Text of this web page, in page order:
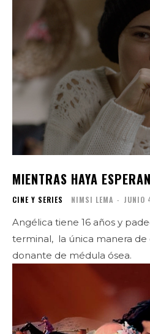
MIENTRAS HAYA
CINE Y SERIES NIMSI LEMA - JUNIO
Angélica tiene 16 años y
terminal, la única manera de
donante de médula ósea.